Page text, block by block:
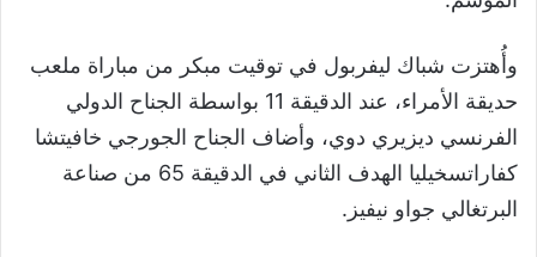
وأُهتزت شباك ليفربول في توقيت مبكر من مباراة ملعب
حديقة الأمراء، عند الدقيقة 11 بواسطة الجناح الدولي
الفرنسي ديزيري دوي، وأضاف الجناح الجورجي خافيتشا
كفاراتسخيليا الهدف الثاني في الدقيقة 65 من صناعة
البرتغالي جواو نيفيز.